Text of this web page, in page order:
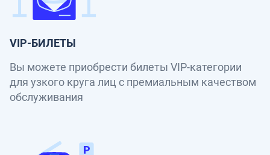
VIP-БИЛЕТЫ
Вы можете приобрести билеты VIP-категории
для узкого круга лиц с премиальным качеством
обслуживания